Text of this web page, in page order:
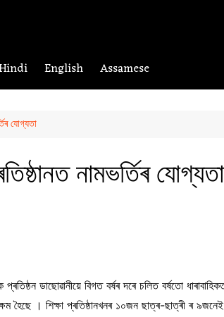
English Assamese
যোগ্যতা
নামভৰ্তিৰ যোগ্যতা
ডাছোৱানীয়ে বিগত বৰ্ষৰ দৰে চলিত বৰ্ষতো
হৈছে । শিক্ষা প্ৰতিষ্ঠানখনৰ ১০জন ছাত্ৰ-ছাত্ৰী ৰ